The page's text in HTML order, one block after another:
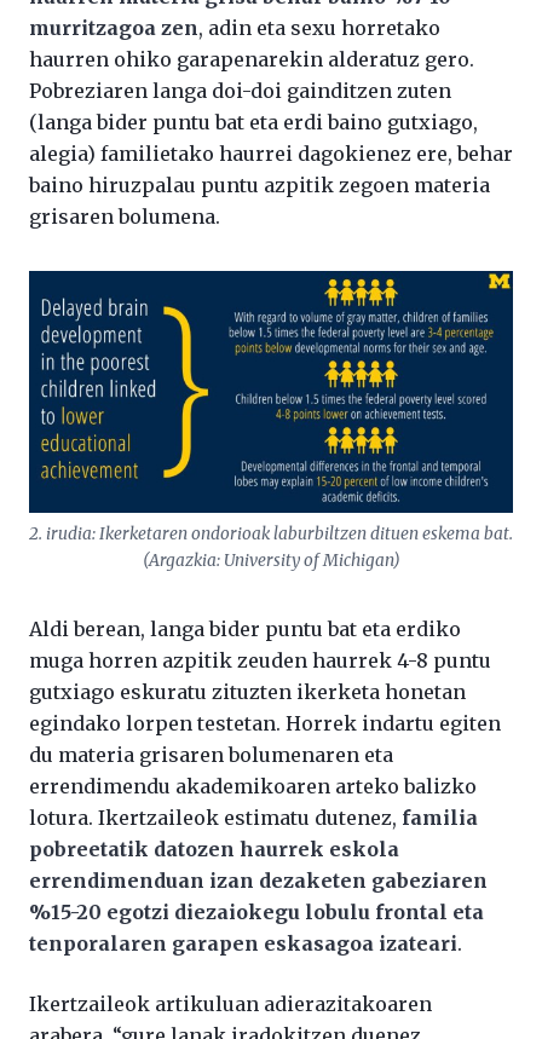
murritzagoa zen, adin eta sexu horretako
haurren ohiko garapenarekin alderatuz gero.
Pobreziaren langa doi-doi gainditzen zuten
(langa bider puntu bat eta erdi baino gutxiago,
alegia) familietako haurrei dagokienez ere, behar
baino hiruzpalau puntu azpitik zegoen materia
grisaren bolumena.
2. irudia: Ikerketaren ondorioak laburbiltzen dituen eskema bat.
(Argazkia: University of Michigan)
Aldi berean, langa bider puntu bat eta erdiko
muga horren azpitik zeuden haurrek 4-8 puntu
gutxiago eskuratu zituzten ikerketa honetan
egindako lorpen testetan. Horrek indartu egiten
du materia grisaren bolumenaren eta
errendimendu akademikoaren arteko balizko
lotura. Ikertzaileok estimatu dutenez, familia
pobreetatik datozen haurrek eskola
errendimenduan izan dezaketen gabeziaren
%15-20 egotzi diezaiokegu lobulu frontal eta
tenporalaren garapen eskasagoa izateari.
Ikertzaileok artikuluan adierazitakoaren